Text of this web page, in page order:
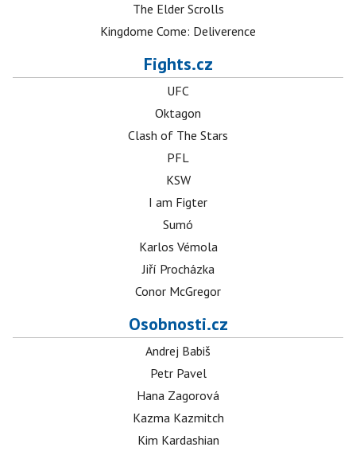
The Elder Scrolls
Kingdome Come: Deliverence
Fights.cz
UFC
Oktagon
Clash of The Stars
PFL
KSW
I am Figter
Sumó
Karlos Vémola
Jiří Procházka
Conor McGregor
Osobnosti.cz
Andrej Babiš
Petr Pavel
Hana Zagorová
Kazma Kazmitch
Kim Kardashian